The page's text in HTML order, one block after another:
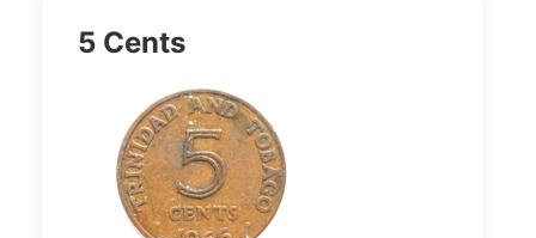
5 Cents